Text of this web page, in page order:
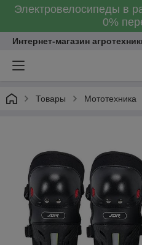
Электровелосипеды в
0%
Интернет-магазин
Товары Мототехника